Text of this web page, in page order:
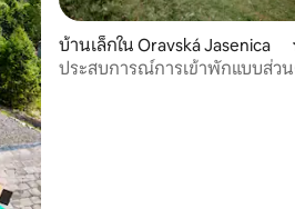
บ้านเล็กใน Oravská Jasenica
ประสบการณ์การเข้าพักแบบส่ว